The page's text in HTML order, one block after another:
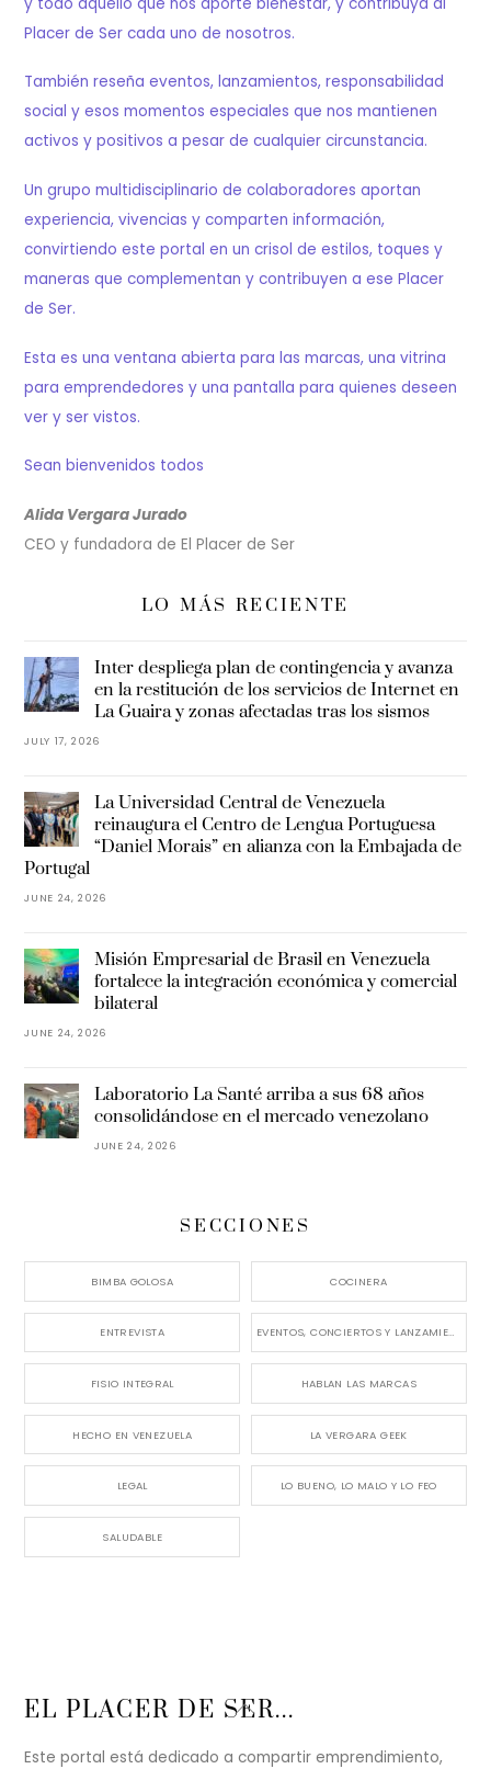
Placer de Ser cada uno de nosotros.
También reseña eventos, lanzamientos, responsabilidad
social y esos momentos especiales que nos mantienen
activos y positivos a pesar de cualquier circunstancia.
Un grupo multidisciplinario de colaboradores aportan
experiencia, vivencias y comparten información,
convirtiendo este portal en un crisol de estilos, toques y
maneras que complementan y contribuyen a ese Placer
de Ser.
Esta es una ventana abierta para las marcas, una vitrina
para emprendedores y una pantalla para quienes deseen
ver y ser vistos.
Sean bienvenidos todos
Alida Vergara Jurado
CEO y fundadora de El Placer de Ser
LO MÁS RECIENTE
Inter despliega plan de contingencia y avanza
en la restitución de los servicios de Internet en
La Guaira y zonas afectadas tras los sismos
JULY 17, 2026
La Universidad Central de Venezuela
reinaugura el Centro de Lengua Portuguesa
“Daniel Morais” en alianza con la Embajada de
Portugal
JUNE 24, 2026
Misión Empresarial de Brasil en Venezuela
fortalece la integración económica y comercial
bilateral
JUNE 24, 2026
Laboratorio La Santé arriba a sus 68 años
consolidándose en el mercado venezolano
JUNE 24, 2026
SECCIONES
BIMBA GOLOSA COCINERA
ENTREVISTA EVENTOS, CONCIERTOS Y LANZAMIENTOS
FISIO INTEGRAL HABLAN LAS MARCAS
HECHO EN VENEZUELA LA VERGARA GEEK
LEGAL LO BUENO, LO MALO Y LO FEO
SALUDABLE
Back
Top
EL PLACER DE SER...
Este portal está dedicado a compartir emprendimiento,